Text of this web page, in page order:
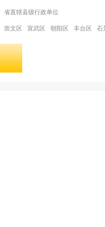
省直辖县级行政单位
崇文区 宣武区 朝阳区 丰台区 石